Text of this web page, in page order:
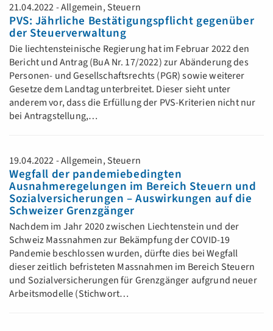
21.04.2022 - Allgemein, Steuern
PVS: Jährliche Bestätigungspflicht gegenüber
der Steuerverwaltung
Die liechtensteinische Regierung hat im Februar 2022 den
Bericht und Antrag (BuA Nr. 17/2022) zur Abänderung des
Personen- und Gesellschaftsrechts (PGR) sowie weiterer
Gesetze dem Landtag unterbreitet. Dieser sieht unter
anderem vor, dass die Erfüllung der PVS-Kriterien nicht nur
bei Antragstellung,…
19.04.2022 - Allgemein, Steuern
Wegfall der pandemiebedingten
Ausnahmeregelungen im Bereich Steuern und
Sozialversicherungen – Auswirkungen auf die
Schweizer Grenzgänger
Nachdem im Jahr 2020 zwischen Liechtenstein und der
Schweiz Massnahmen zur Bekämpfung der COVID-19
Pandemie beschlossen wurden, dürfte dies bei Wegfall
dieser zeitlich befristeten Massnahmen im Bereich Steuern
und Sozialversicherungen für Grenzgänger aufgrund neuer
Arbeitsmodelle (Stichwort…